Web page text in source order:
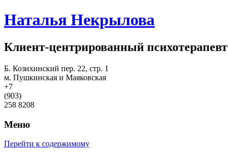
Наталья Некрылова
Клиент-центрированный психотерапевт
Б. Козихинский пер. 22, стр. 1
м. Пушкинская и Маяковская
+7
(903)
258 8208
Меню
Перейти к содержимому